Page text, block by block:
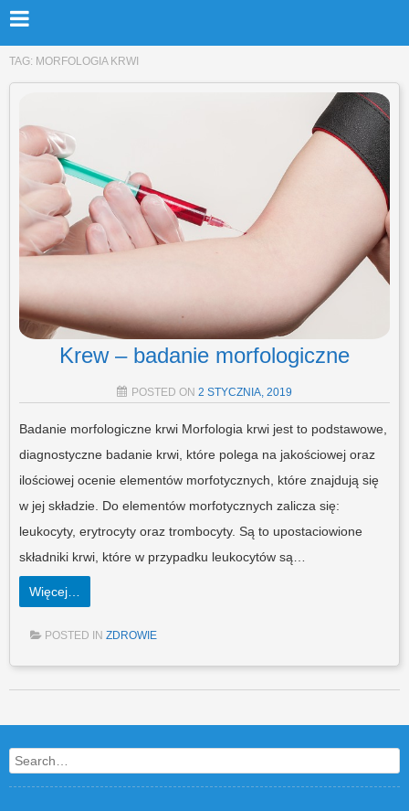
TAG: MORFOLOGIA KRWI
Krew – badanie morfologiczne
POSTED ON 2 STYCZNIA, 2019
Badanie morfologiczne krwi Morfologia krwi jest to podstawowe,
diagnostyczne badanie krwi, które polega na jakościowej oraz
ilościowej ocenie elementów morfotycznych, które znajdują się
w jej składzie. Do elementów morfotycznych zalicza się:
leukocyty, erytrocyty oraz trombocyty. Są to upostaciowione
składniki krwi, które w przypadku leukocytów są…
Więcej…
POSTED IN ZDROWIE
Post navigation
Search